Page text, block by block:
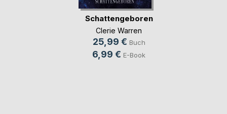
Schattengeboren
Clerie Warren
25,99 € Buch
6,99 € E-Book